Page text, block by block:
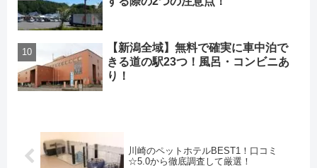
【新潟全域】無料で確実に車中泊で
きる道の駅23つ！風呂・コンビニあ
り！
川崎のペットホテルBEST1！口コミ
☆5.0から徹底調査して厳選！